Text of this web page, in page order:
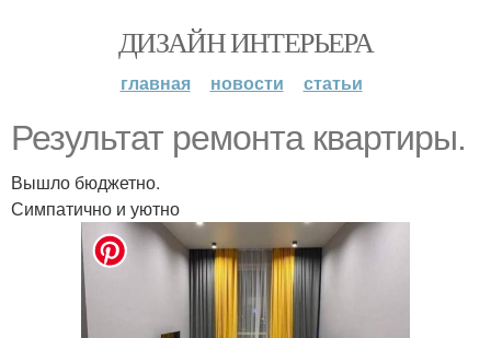
ДИЗАЙН ИНТЕРЬЕРА
главная новости статьи
Результат ремонта квартиры.
Вышло бюджетно.
Симпатично и уютно